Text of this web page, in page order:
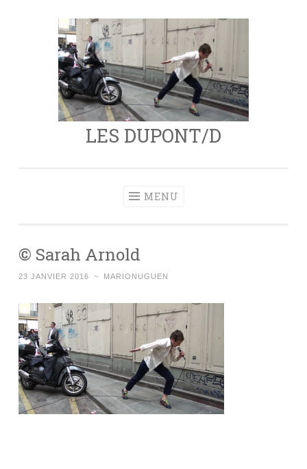
LES DUPONT/D
MENU
© Sarah Arnold
23 JANVIER 2016 ~ MARIONUGUEN